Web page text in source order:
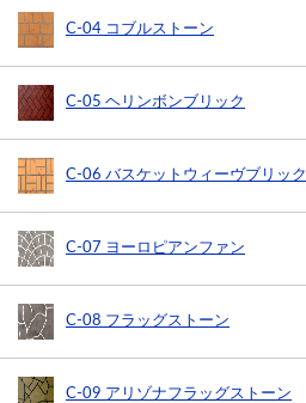
C-04 コブルストーン
C-05 ヘリンボンブリック
C-06 バスケットウィーヴブリック
C-07 ヨーロピアンファン
C-08 フラッグストーン
C-09 アリゾナフラッグストーン